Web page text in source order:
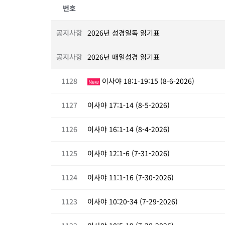
번호
공지사항 2026년 성경일독 읽기표
공지사항 2026년 매일성경 읽기표
1128 New 이사야 18:1-19:15 (8-6-2026)
1127 이사야 17:1-14 (8-5-2026)
1126 이사야 16:1-14 (8-4-2026)
1125 이사야 12:1-6 (7-31-2026)
1124 이사야 11:1-16 (7-30-2026)
1123 이사야 10:20-34 (7-29-2026)